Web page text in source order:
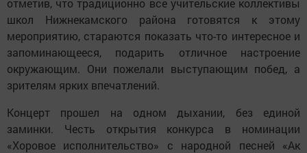
школ Нижнекамского района готовятся к этому
мероприятию, стараются показать что-то интересное и
запоминающееся, подарить отличное настроение
окружающим. Они пожелали выступающим побед, а
зрителям ярких впечатлений.
Концерт прошел на одном дыхании, без единой
заминки. Честь открытия конкурса в номинации
«Хоровое исполнительство» с народной песней «Ак